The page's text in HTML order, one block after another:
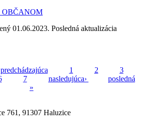
OBČANOM
01.06.2023. Posledná aktualizácia
predchádzajúca 1 2
3
7 nasledujúca›
posledná
»
761, 91307 Haluzice